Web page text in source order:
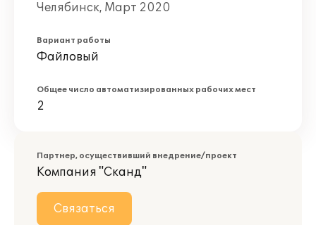
Челябинск, Март 2020
Вариант работы
Файловый
Общее число автоматизированных рабочих мест
2
Партнер, осуществивший внедрение/проект
Компания "Сканд"
Связаться